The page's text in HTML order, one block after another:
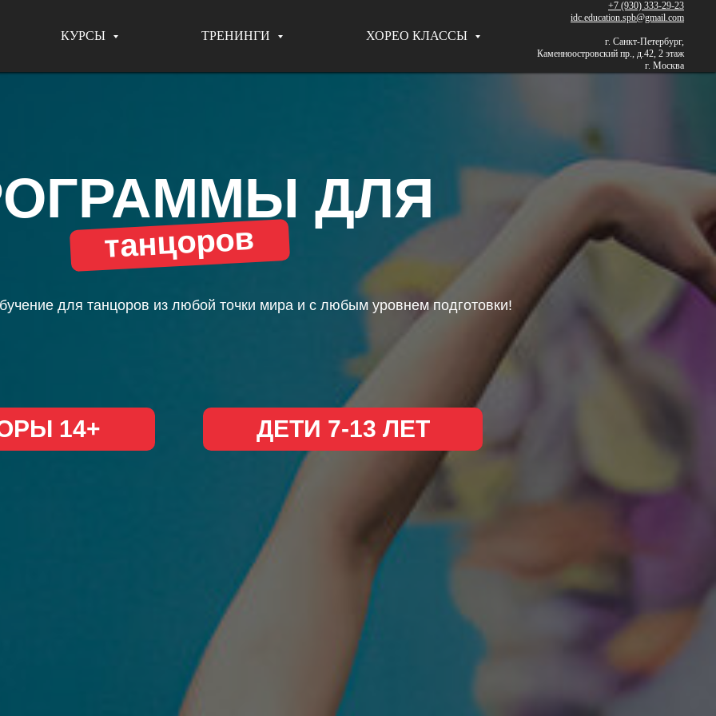
КУРСЫ ТРЕНИНГИ ХОРЕО КЛАССЫ
+7 (930) 333-29-23
idc.education.spb@gmail.com
г. Санкт-Петербург,
Каменноостровский пр., д.42, 2 этаж
г. Москва
ДЛЯ
для танцоров из любой точки мира и с любым уровнем подготовки!
танцоров
ДЕТИ 7-13 ЛЕТ
14+